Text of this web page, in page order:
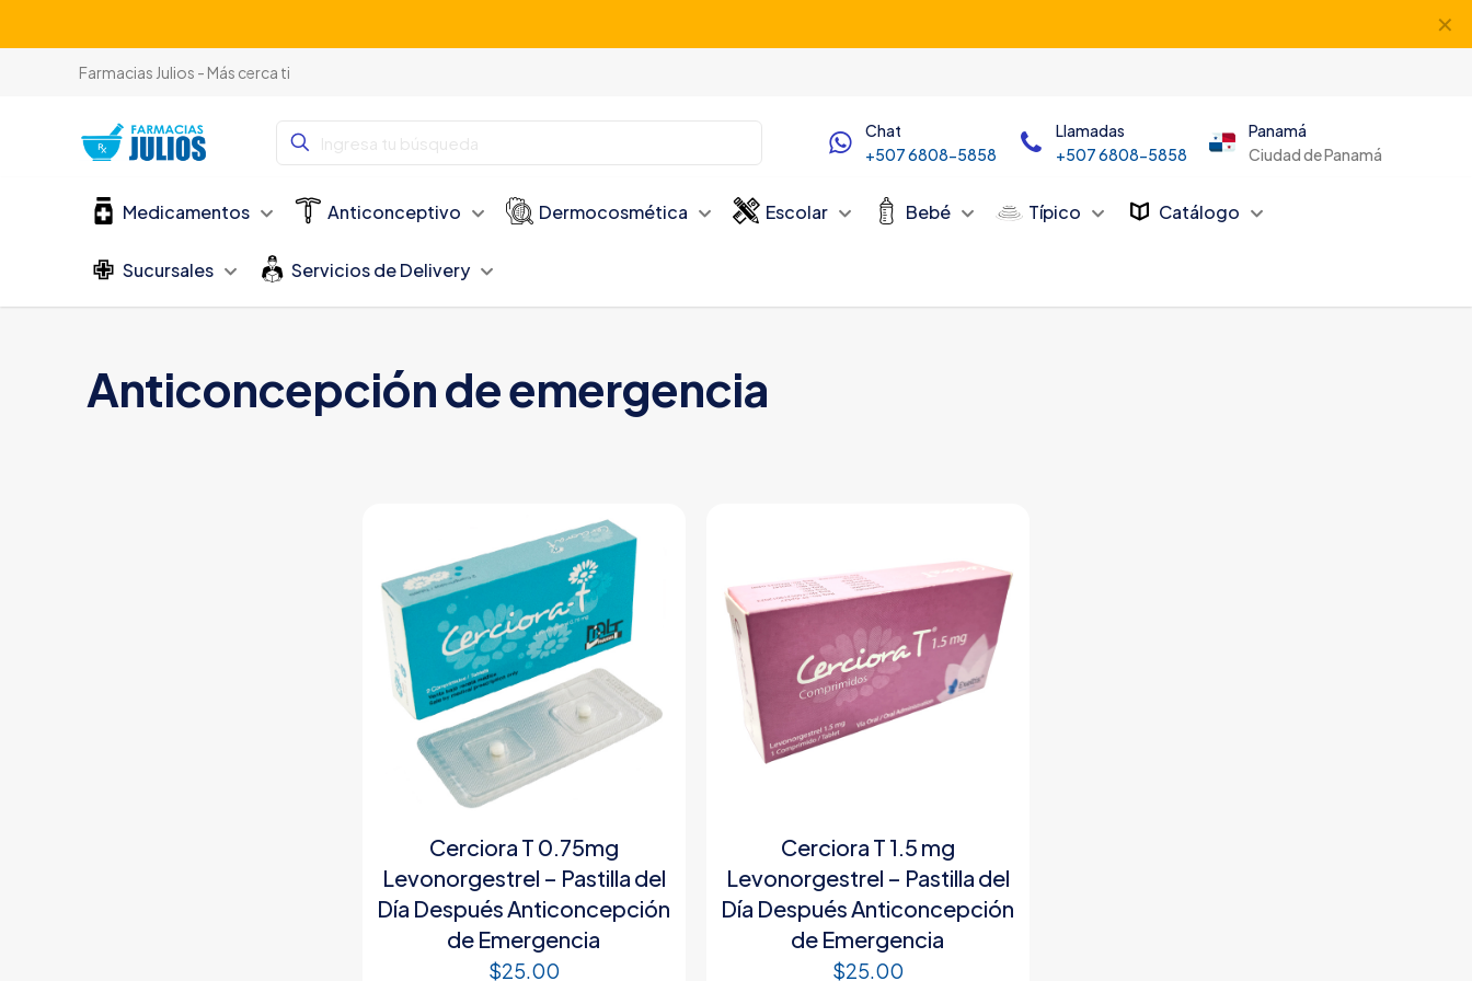
✕
Farmacias Julios - Más cerca ti
Chat
+507 6808-5858
Llamadas
+507 6808-5858
Panamá
Ciudad de Panamá
Medicamentos Anticonceptivo Dermocosmética Escolar Bebé Típico Catálogo
Sucursales Servicios de Delivery
Anticoncepción de emergencia
Cerciora T 0.75mg
Levonorgestrel – Pastilla del
Día Después Anticoncepción
de Emergencia
$25.00
Cerciora T 1.5 mg
Levonorgestrel – Pastilla del
Día Después Anticoncepción
de Emergencia
$25.00